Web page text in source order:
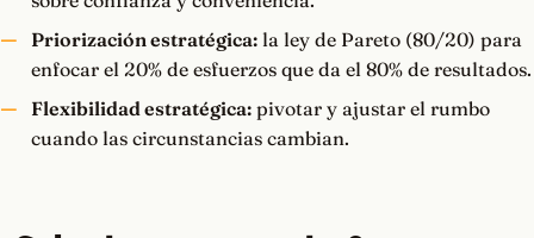
Priorización estratégica:la ley de Pareto (80/20) para
enfocar el 20% de esfuerzos que da el 80% de resultados.
Flexibilidad estratégica:pivotar y ajustar el rumbo
cuando las circunstancias cambian.